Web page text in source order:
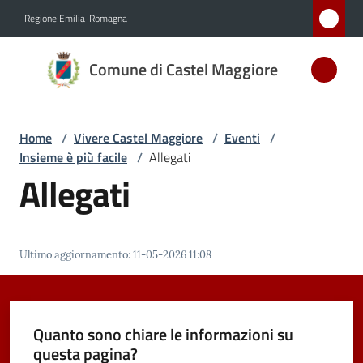
Regione Emilia-Romagna
Comune di Castel Maggiore
Comune
di Castel
D'ARGENTO
AL MERITO
Amministrazione
Novità
Servizi
Home / Vivere Castel Maggiore / Eventi /
Insieme è più facile / Allegati
Allegati
Ultimo aggiornamento:11-05-2026 11:08
Quanto sono chiare le informazioni su
questa pagina?